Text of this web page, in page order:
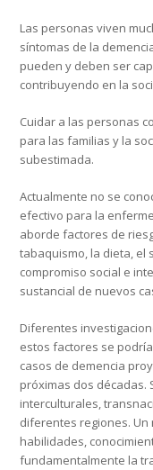
Las personas viven
síntomas de la
pueden y deben ser
contribuyendo en la
Cuidar a las personas
para las familias y la
subestimada.
Actualmente no se
efectivo para la
aborde factores de
tabaquismo, la dieta, el
compromiso social e
sustancial de nuevos
Diferentes
estos factores se
casos de demencia
próximas dos décadas.
interculturales,
diferentes regiones.
habilidades,
fundamentalmente la